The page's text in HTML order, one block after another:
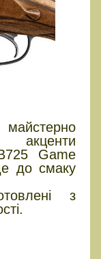
акценти
Game
до смаку
з